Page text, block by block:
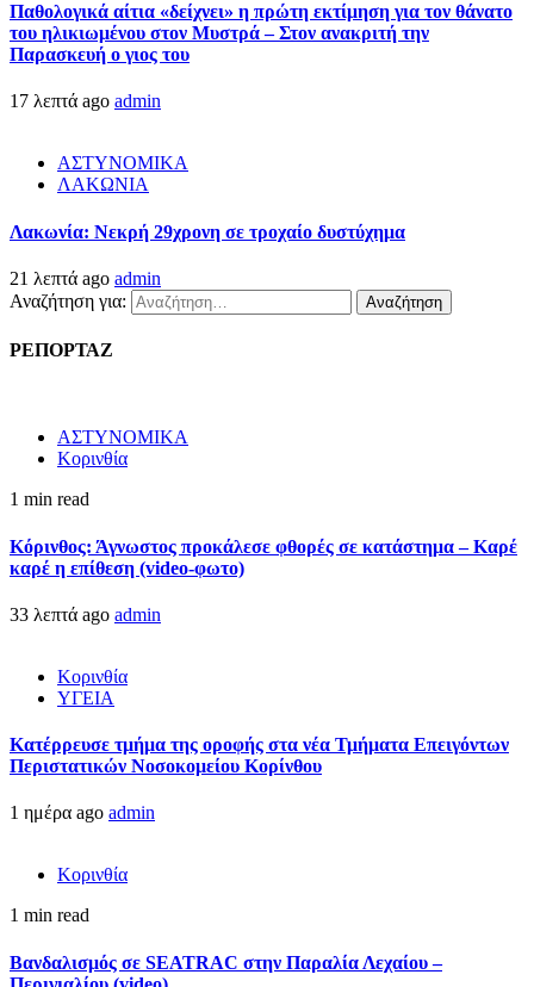
Παθολογικά αίτια «δείχνει» η πρώτη εκτίμηση για τον θάνατο
του ηλικιωμένου στον Μυστρά – Στον ανακριτή την
Παρασκευή ο γιος του
17 λεπτά ago admin
ΑΣΤΥΝΟΜΙΚΑ
ΛΑΚΩΝΙΑ
Λακωνία: Νεκρή 29χρονη σε τροχαίο δυστύχημα
21 λεπτά ago admin
Αναζήτηση για:
ΡΕΠΟΡΤΑΖ
ΑΣΤΥΝΟΜΙΚΑ
Κορινθία
1 min read
Κόρινθος: Άγνωστος προκάλεσε φθορές σε κατάστημα – Καρέ
καρέ η επίθεση (video-φωτο)
33 λεπτά ago admin
Κορινθία
ΥΓΕΙΑ
Kατέρρευσε τμήμα της οροφής στα νέα Τμήματα Επειγόντων
Περιστατικών Νοσοκομείου Κορίνθου
1 ημέρα ago admin
Κορινθία
1 min read
Βανδαλισμός σε SEATRAC στην Παραλία Λεχαίου –